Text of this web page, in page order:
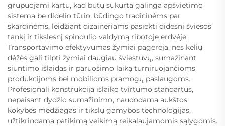
grupuojami kartu, kad būtų sukurta galinga apšvietimo
sistema be didelio tūrio, būdingo tradicinėms par
skardinėms, leidžiant dizaineriams pasiekti didesnį šviesos
tankį ir tikslesnį spindulio valdymą ribotoje erdvėje.
Transportavimo efektyvumas žymiai pagerėja, nes kelių
dėžės gali tilpti žymiai daugiau šviestuvų, sumažinant
siuntimo išlaidas ir paruošimo laiką turniruojančioms
produkcijoms bei mobilioms pramogų paslaugoms.
Profesionali konstrukcija išlaiko tvirtumo standartus,
nepaisant dydžio sumažinimo, naudodama aukštos
kokybės medžiagas ir tikslų gamybos technologijas,
užtikrindama patikimą veikimą reikalaujamomis sąlygomis.